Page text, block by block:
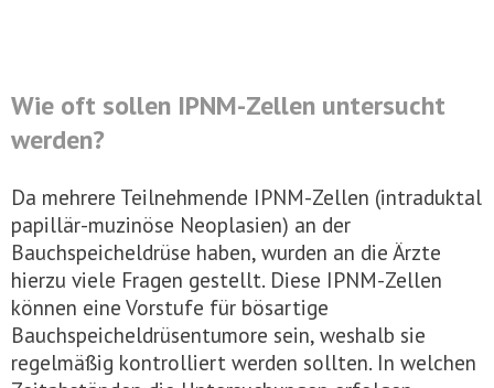
Wie oft sollen IPNM-Zellen untersucht
werden?
Da mehrere Teilnehmende IPNM-Zellen (intraduktal
papillär-muzinöse Neoplasien) an der
Bauchspeicheldrüse haben, wurden an die Ärzte
hierzu viele Fragen gestellt. Diese IPNM-Zellen
können eine Vorstufe für bösartige
Bauchspeicheldrüsentumore sein, weshalb sie
regelmäßig kontrolliert werden sollten. In welchen